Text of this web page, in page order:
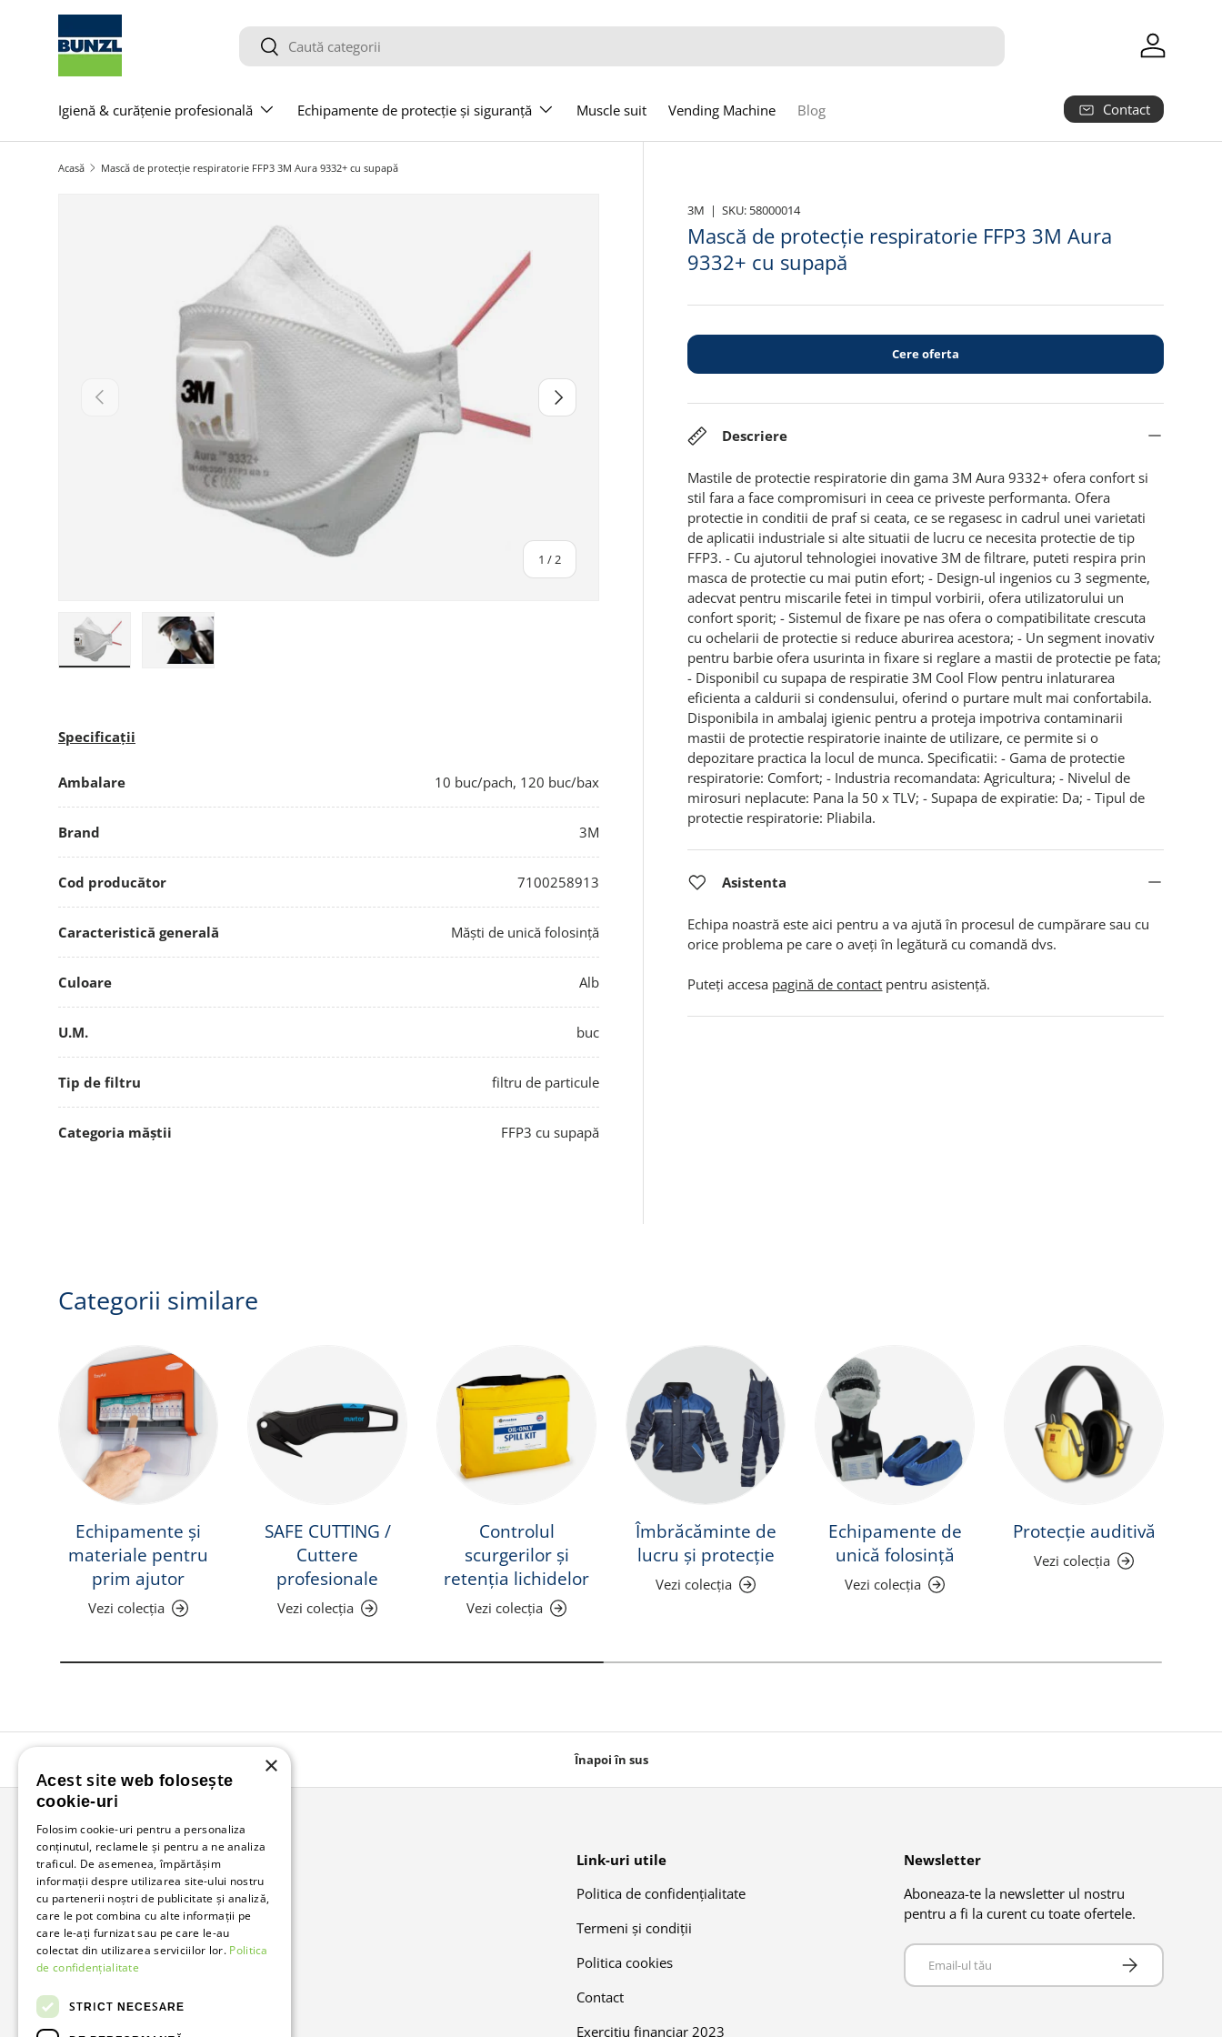
Salt la conținut Caută
Caută
Igienă & curățenie profesională Echipamente de protecție și siguranță Muscle suit Vending Machine Blog Contact
Acasă Mască de protecție respiratorie FFP3 3M Aura 9332+ cu supapă
Salt la informațiile produsului
Anterior
1 /din
2
Următor
3M |SKU: 58000014
Mască de protecție respiratorie FFP3 3M Aura
9332+ cu supapă
Cere oferta
Descriere
Mastile de protectie respiratorie din gama 3M Aura 9332+ ofera confort si
stil fara a face compromisuri in ceea ce priveste performanta. Ofera
protectie in conditii de praf si ceata, ce se regasesc in cadrul unei varietati
de aplicatii industriale si alte situatii de lucru ce necesita protectie de tip
FFP3. - Cu ajutorul tehnologiei inovative 3M de filtrare, puteti respira prin
masca de protectie cu mai putin efort; - Design-ul ingenios cu 3 segmente,
adecvat pentru miscarile fetei in timpul vorbirii, ofera utilizatorului un
confort sporit; - Sistemul de fixare pe nas ofera o compatibilitate crescuta
cu ochelarii de protectie si reduce aburirea acestora; - Un segment inovativ
pentru barbie ofera usurinta in fixare si reglare a mastii de protectie pe fata;
- Disponibil cu supapa de respiratie 3M Cool Flow pentru inlaturarea
eficienta a caldurii si condensului, oferind o purtare mult mai confortabila.
Disponibila in ambalaj igienic pentru a proteja impotriva contaminarii
mastii de protectie respiratorie inainte de utilizare, ce permite si o
depozitare practica la locul de munca. Specificatii: - Gama de protectie
respiratorie: Comfort; - Industria recomandata: Agricultura; - Nivelul de
mirosuri neplacute: Pana la 50 x TLV; - Supapa de expiratie: Da; - Tipul de
protectie respiratorie: Pliabila.
Asistenta
Echipa noastră este aici pentru a va ajută în procesul de cumpărare sau cu
orice problema pe care o aveți în legătură cu comandă dvs.
Puteți accesa pagină de contact pentru asistență.
Specificații
Ambalare 10 buc/pach, 120 buc/bax
Brand 3M
Cod producător 7100258913
Caracteristică generală Măști de unică folosință
Culoare Alb
U.M. buc
Tip de filtru filtru de particule
Categoria măștii FFP3 cu supapă
Categorii similare
Echipamente și
materiale pentru
prim ajutor
Vezi colecția
SAFE CUTTING /
Cuttere
profesionale
Vezi colecția
Controlul
scurgerilor și
retenția lichidelor
Vezi colecția
Îmbrăcăminte de
lucru și protecție
Vezi colecția
Echipamente de
unică folosință
Vezi colecția
Protecție auditivă
Vezi colecția
Înapoi în sus
Bunzl Romania
Soluții complete pentru afacerea ta.
FacebookLinkedIn
Link-uri utile
Politica de confidențialitate
Termeni și condiții
Politica cookies
Contact
Exercitiu financiar 2023
Newsletter
Aboneaza-te la newsletter ul nostru
pentru a fi la curent cu toate ofertele.
Email Abonează-te
×
Acest site web folosește
cookie-uri
Folosim cookie-uri pentru a personaliza
conținutul, reclamele și pentru a ne analiza
traficul. De asemenea, împărtășim
informații despre utilizarea site-ului nostru
cu partenerii noștri de publicitate și analiză,
care le pot combina cu alte informații pe
care le-ați furnizat sau pe care le-au
colectat din utilizarea serviciilor lor. Politica
de confidențialitate
STRICT NECESARE